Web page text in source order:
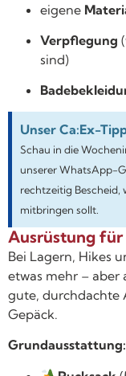
eigene
Verpflegung
sind)
Unser Ca:Ex-
Schau in die
unserer WhatsApp-
rechtzeitig Bescheid,
mitbringen sollt.
Ausrüstung für
Bei Lagern, Hikes
etwas mehr – aber
gute, durchdachte
Gepäck.
Grundausstattung: